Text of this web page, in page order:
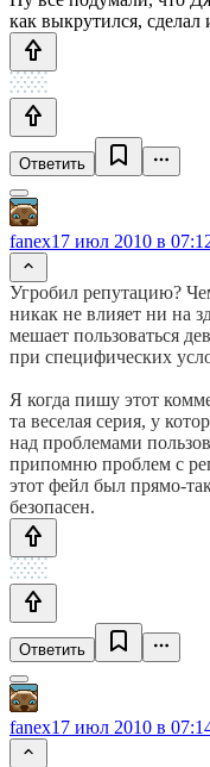
как выкрутился, сделал
Ответить
fanex17 июл 2010 в
Угробил репутацию?
никак не влияет ни на
мешает пользоваться
при специфических
Я когда пишу этот
та веселая серия, у
над проблемами
припомню проблем с
этот фейл был прямо-
безопасен.
Ответить
fanex17 июл 2010 в